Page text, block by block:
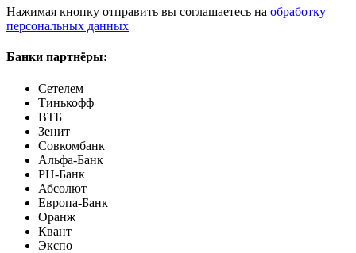
Нажимая кнопку отправить вы соглашаетесь на обработку
персональных данных
Банки партнёры:
Сетелем
Тинькофф
ВТБ
Зенит
Совкомбанк
Альфа-Банк
РН-Банк
Абсолют
Европа-Банк
Оранж
Квант
Экспо